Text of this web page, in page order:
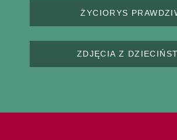
ŻYCIORYS
ZDJĘCIA Z